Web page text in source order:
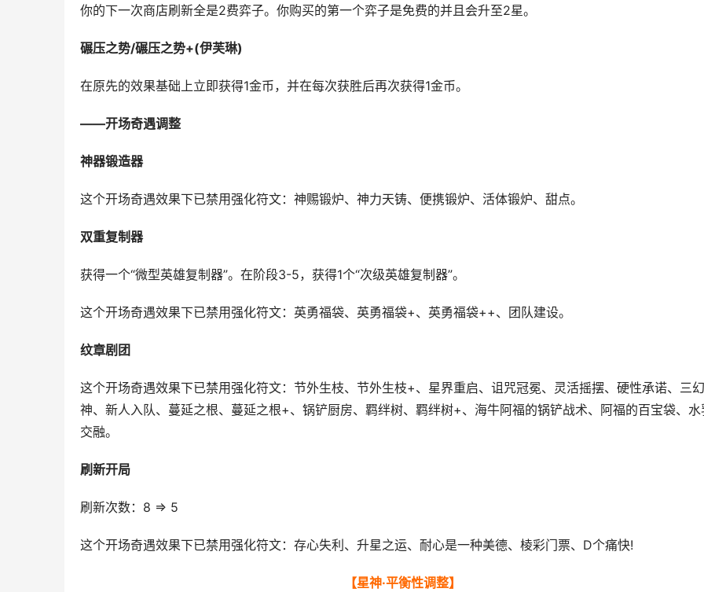
你的下一次商店刷新全是2费弈子。你购买的第一个弈子是免费的并且会升至2星。
碾压之势/碾压之势+(伊芙琳)
在原先的效果基础上立即获得1金币，并在每次获胜后再次获得1金币。
——开场奇遇调整
神器锻造器
这个开场奇遇效果下已禁用强化符文：神赐锻炉、神力天铸、便携锻炉、活体锻炉、甜点。
双重复制器
获得一个“微型英雄复制器”。在阶段3-5，获得1个“次级英雄复制器”。
这个开场奇遇效果下已禁用强化符文：英勇福袋、英勇福袋+、英勇福袋++、团队建设。
纹章剧团
这个开场奇遇效果下已禁用强化符文：节外生枝、节外生枝+、星界重启、诅咒冠冕、灵活摇摆、硬性承诺、三幻
神、新人入队、蔓延之根、蔓延之根+、锅铲厨房、羁绊树、羁绊树+、海牛阿福的锅铲战术、阿福的百宝袋、水
交融。
刷新开局
刷新次数：8 ⇒ 5
这个开场奇遇效果下已禁用强化符文：存心失利、升星之运、耐心是一种美德、棱彩门票、D个痛快!
【星神·平衡性调整】